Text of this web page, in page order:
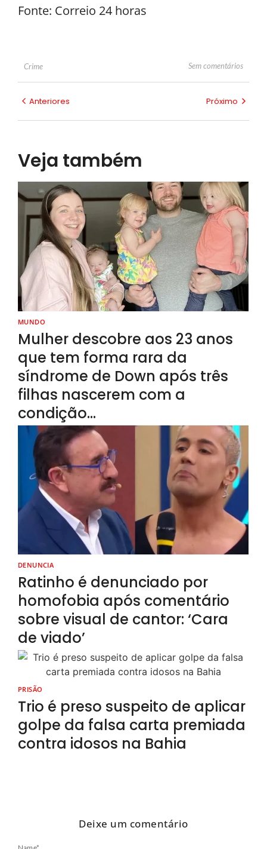
Fonte: Correio 24 horas
Crime Sem comentários
Anteriores Próximo
Veja também
MUNDO
Mulher descobre aos 23 anos
que tem forma rara da
síndrome de Down após três
filhas nascerem com a
condição…
DENUNCIA
Ratinho é denunciado por
homofobia após comentário
sobre visual de cantor: ‘Cara
de viado’
PRISÃO
Trio é preso suspeito de aplicar
golpe da falsa carta premiada
contra idosos na Bahia
Deixe um comentário